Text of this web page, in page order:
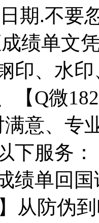
期.不要
绩单文
印、水印
【Q微
满意、专
下服务：
绩单回
从防伪